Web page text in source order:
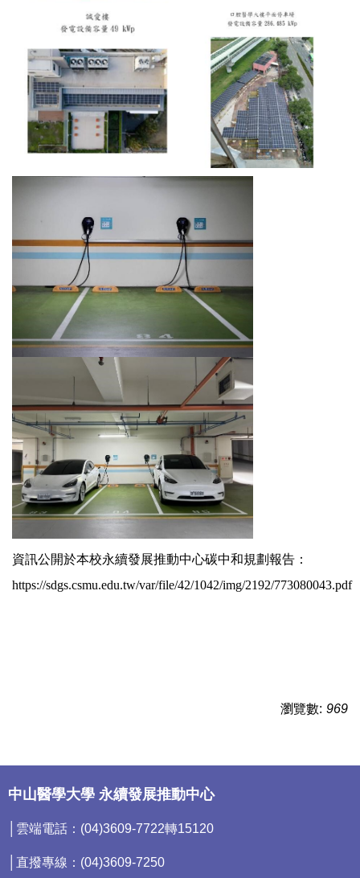
資訊公開於本校永續發展推動中心碳中和規劃報告：
https://sdgs.csmu.edu.tw/var/file/42/1042/img/2192/773080043.pdf
瀏覽數: 969
中山醫學大學 永續發展推動中心
│雲端電話：(04)3609-7722轉15120
│直撥專線：(04)3609-7250